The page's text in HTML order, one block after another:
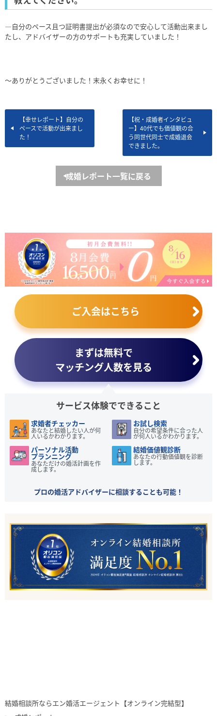
―自分のペース且つ証明書提出が必須なので安心して活動出来まし
たし、アドバイザーの方のサポートも充実していました！
～ありがとうございました！末永くお幸せに！
【幸せレポート】自分の
ペースで活動が出来まし
た！
【祝・成婚者インタビュ
ー】40代でも価値観の合
う同世代同士で成婚退会
できました。
成婚レポート一覧に戻る
まずは無料で
マッチング人数を見る
ご入会はこちら
サービス体験でできること
求婚者チェッカー
あなたと結婚したい人が何
人いるかわかります。
お試し検索
自分の希望条件に合った人
が何人いるかわかります。
パーソナル活動
プランニング
あなただけの婚活計画を作
成します。
結婚価値観診断
あなたの行動価値観を診断
します。
プロの婚活アドバイザーに相談することも可能！
結婚相談所ならエン婚活エージェント【オンライン完結型】